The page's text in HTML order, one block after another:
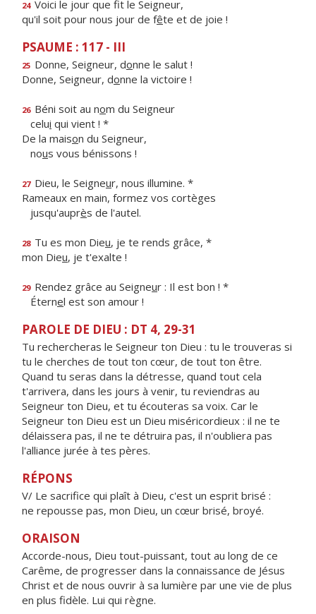
24 Voici le jour que ft le Seigneur,
qu'il soit pour nous jour de fête et de joie !
PSAUME : 117 - III
25 Donne, Seigneur, donne le salut !
Donne, Seigneur, donne la victoire !
26 Béni soit au nom du Seigneur
celui qui vient ! *
De la maison du Seigneur,
nous vous bénissons !
27 Dieu, le Seigneur, nous illumine. *
Rameaux en main, formez vos cortèges
jusqu'auprès de l'autel.
28 Tu es mon Dieu, je te rends grâce, *
mon Dieu, je t'exalte !
29 Rendez grâce au Seigneur : Il est bon ! *
Éternel est son amour !
PAROLE DE DIEU : DT 4, 29-31
Tu rechercheras le Seigneur ton Dieu : tu le trouveras si
tu le cherches de tout ton cœur, de tout ton être.
Quand tu seras dans la détresse, quand tout cela
t'arrivera, dans les jours à venir, tu reviendras au
Seigneur ton Dieu, et tu écouteras sa voix. Car le
Seigneur ton Dieu est un Dieu miséricordieux : il ne te
délaissera pas, il ne te détruira pas, il n'oubliera pas
l'alliance jurée à tes pères.
RÉPONS
V/ Le sacrifice qui plaît à Dieu, c'est un esprit brisé :
ne repousse pas, mon Dieu, un cœur brisé, broyé.
ORAISON
Accorde-nous, Dieu tout-puissant, tout au long de ce
Carême, de progresser dans la connaissance de Jésus
Christ et de nous ouvrir à sa lumière par une vie de plus
en plus fidèle. Lui qui règne.